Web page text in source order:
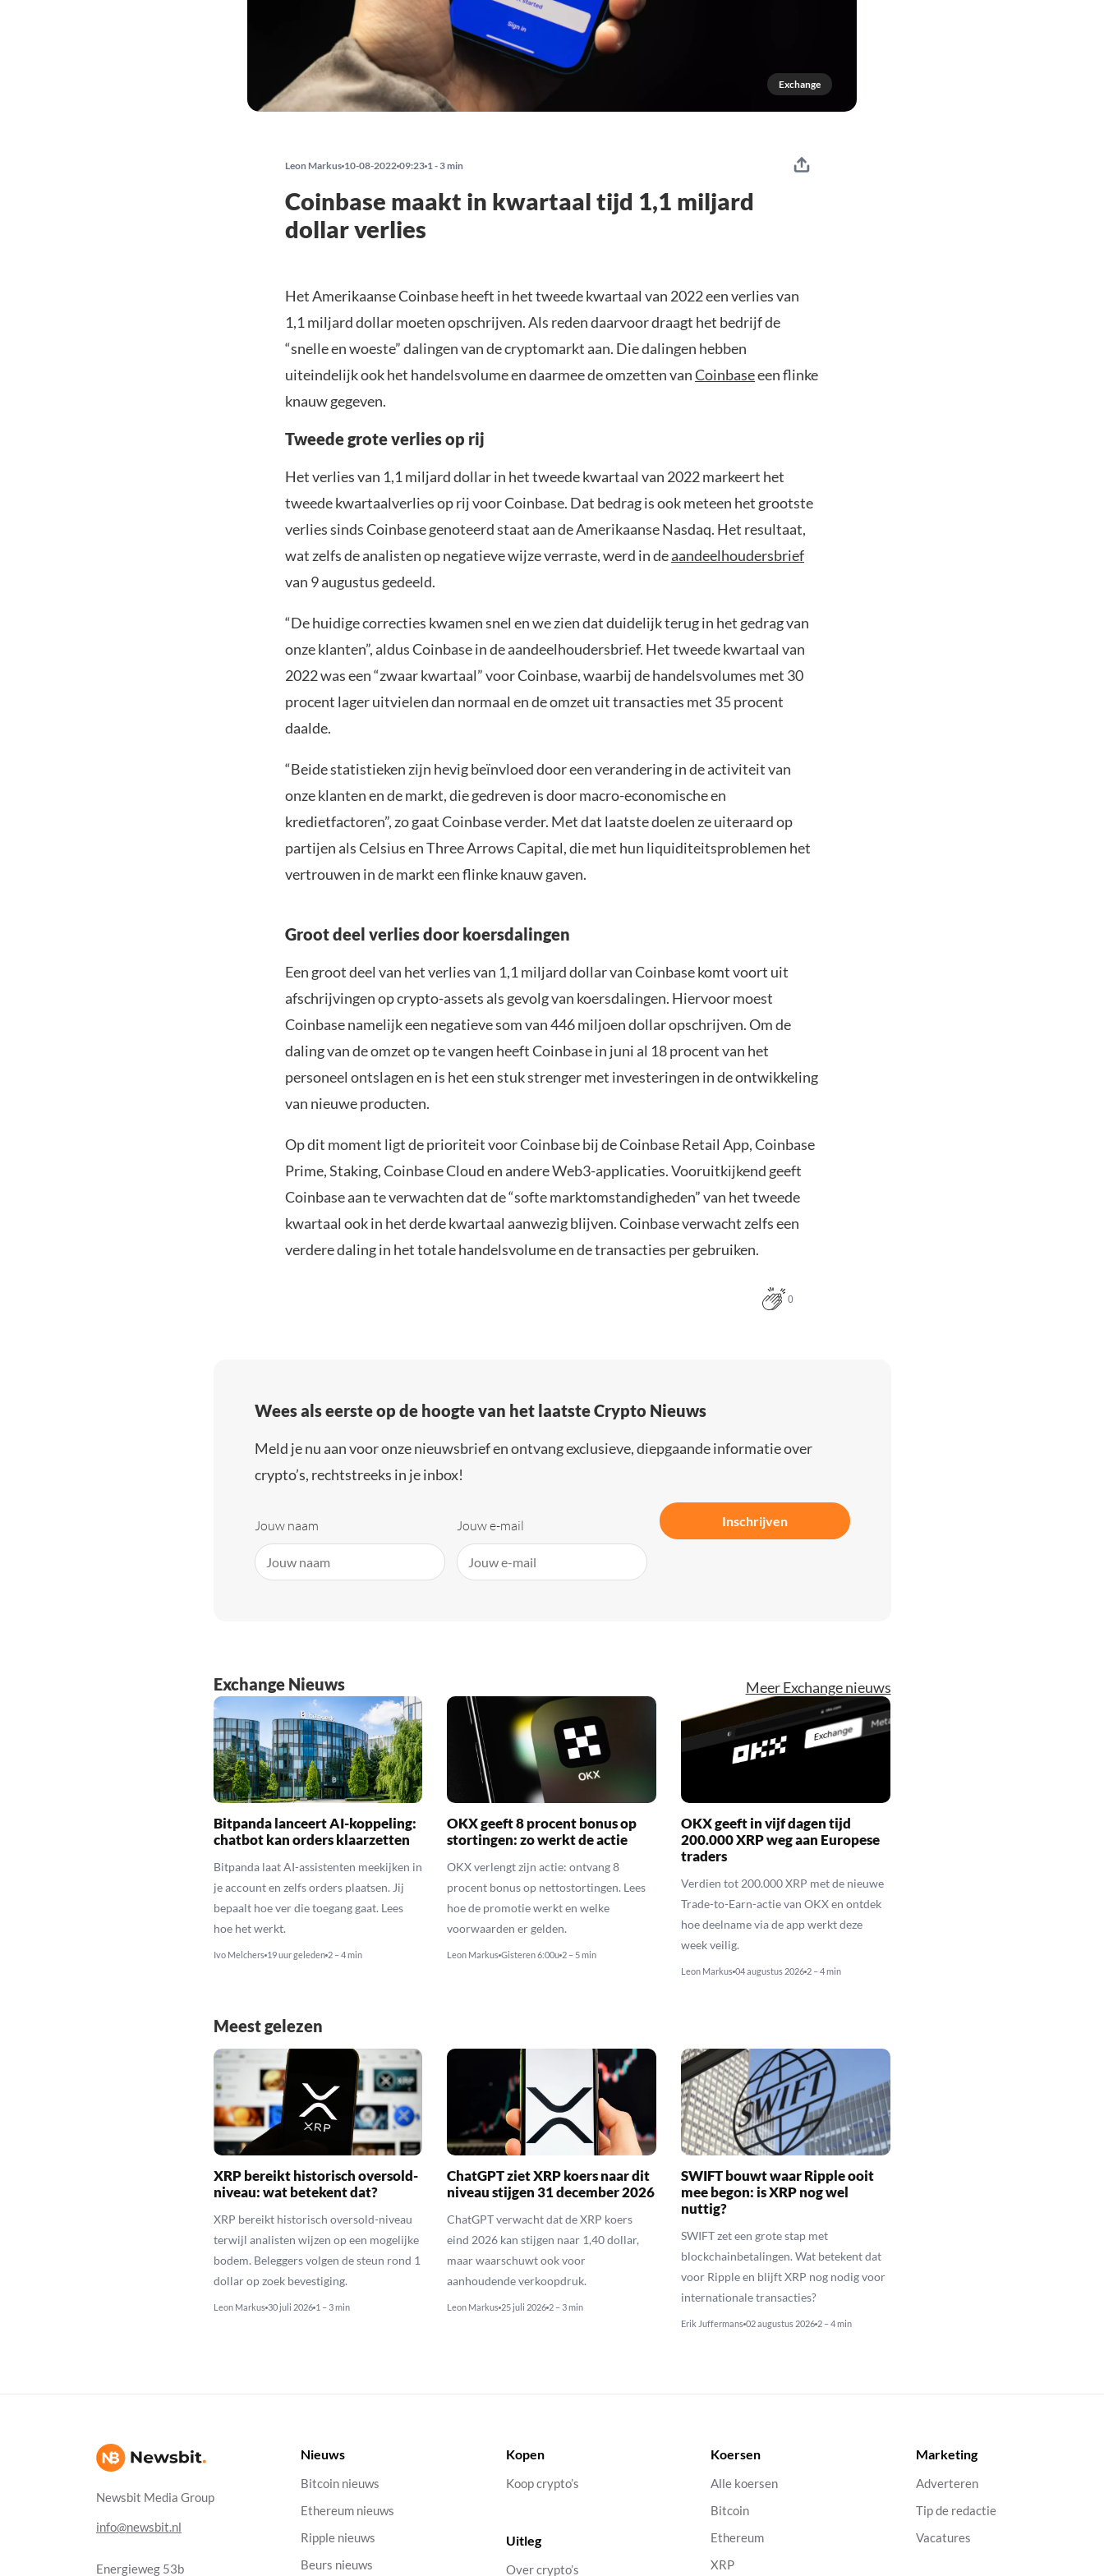
Exchange
Leon Markus 10-08-2022 09:23 1 - 3 min
Coinbase maakt in kwartaal tijd 1,1 miljard
dollar verlies
Het Amerikaanse Coinbase heeft in het tweede kwartaal van 2022 een verlies van
1,1 miljard dollar moeten opschrijven. Als reden daarvoor draagt het bedrijf de
“snelle en woeste” dalingen van de cryptomarkt aan. Die dalingen hebben
uiteindelijk ook het handelsvolume en daarmee de omzetten vanCoinbaseeen flinke
knauw gegeven.
Tweede grote verlies op rij
Het verlies van 1,1 miljard dollar in het tweede kwartaal van 2022 markeert het
tweede kwartaalverlies op rij voor Coinbase. Dat bedrag is ook meteen het grootste
verlies sinds Coinbase genoteerd staat aan de Amerikaanse Nasdaq. Het resultaat,
wat zelfs de analisten op negatieve wijze verraste, werd in deaandeelhoudersbrief
van 9 augustus gedeeld.
“De huidige correcties kwamen snel en we zien dat duidelijk terug in het gedrag van
onze klanten”, aldus Coinbase in de aandeelhoudersbrief. Het tweede kwartaal van
2022 was een “zwaar kwartaal” voor Coinbase, waarbij de handelsvolumes met 30
procent lager uitvielen dan normaal en de omzet uit transacties met 35 procent
daalde.
“Beide statistieken zijn hevig beïnvloed door een verandering in de activiteit van
onze klanten en de markt, die gedreven is door macro-economische en
kredietfactoren”, zo gaat Coinbase verder. Met dat laatste doelen ze uiteraard op
partijen als Celsius en Three Arrows Capital, die met hun liquiditeitsproblemen het
vertrouwen in de markt een flinke knauw gaven.
Groot deel verlies door koersdalingen
Een groot deel van het verlies van 1,1 miljard dollar van Coinbase komt voort uit
afschrijvingen op crypto-assets als gevolg van koersdalingen. Hiervoor moest
Coinbase namelijk een negatieve som van 446 miljoen dollar opschrijven. Om de
daling van de omzet op te vangen heeft Coinbase in juni al 18 procent van het
personeel ontslagen en is het een stuk strenger met investeringen in de ontwikkeling
van nieuwe producten.
Op dit moment ligt de prioriteit voor Coinbase bij de Coinbase Retail App, Coinbase
Prime, Staking, Coinbase Cloud en andere Web3-applicaties. Vooruitkijkend geeft
Coinbase aan te verwachten dat de “softe marktomstandigheden” van het tweede
kwartaal ook in het derde kwartaal aanwezig blijven. Coinbase verwacht zelfs een
verdere daling in het totale handelsvolume en de transacties per gebruiken.
0
Wees als eerste op de hoogte van het laatste Crypto Nieuws
Meld je nu aan voor onze nieuwsbrief en ontvang exclusieve, diepgaande informatie over
crypto’s, rechtstreeks in je inbox!
Jouw naam Jouw e-mail Inschrijven
Exchange Nieuws Meer Exchange nieuws
Bitpanda lanceert AI-koppeling:
chatbot kan orders klaarzetten
Bitpanda laat AI-assistenten meekijken in
je account en zelfs orders plaatsen. Jij
bepaalt hoe ver die toegang gaat. Lees
hoe het werkt.
Ivo Melchers 19 uur geleden 2 – 4 min
OKX geeft 8 procent bonus op
stortingen: zo werkt de actie
OKX verlengt zijn actie: ontvang 8
procent bonus op nettostortingen. Lees
hoe de promotie werkt en welke
voorwaarden er gelden.
Leon Markus Gisteren 6:00u 2 – 5 min
OKX geeft in vijf dagen tijd
200.000 XRP weg aan Europese
traders
Verdien tot 200.000 XRP met de nieuwe
Trade-to-Earn-actie van OKX en ontdek
hoe deelname via de app werkt deze
week veilig.
Leon Markus 04 augustus 2026 2 – 4 min
Meest gelezen
XRP bereikt historisch oversold-
niveau: wat betekent dat?
XRP bereikt historisch oversold-niveau
terwijl analisten wijzen op een mogelijke
bodem. Beleggers volgen de steun rond 1
dollar op zoek bevestiging.
Leon Markus 30 juli 2026 1 – 3 min
ChatGPT ziet XRP koers naar dit
niveau stijgen 31 december 2026
ChatGPT verwacht dat de XRP koers
eind 2026 kan stijgen naar 1,40 dollar,
maar waarschuwt ook voor
aanhoudende verkoopdruk.
Leon Markus 25 juli 2026 2 – 3 min
SWIFT bouwt waar Ripple ooit
mee begon: is XRP nog wel
nuttig?
SWIFT zet een grote stap met
blockchainbetalingen. Wat betekent dat
voor Ripple en blijft XRP nog nodig voor
internationale transacties?
Erik Juffermans 02 augustus 2026 2 – 4 min
Newsbit Media Group
info@newsbit.nl
Energieweg 53b
Nieuws
Bitcoin nieuws
Ethereum nieuws
Ripple nieuws
Beurs nieuws
Kopen
Koop crypto’s
Uitleg
Over crypto’s
Koersen
Alle koersen
Bitcoin
Ethereum
XRP
Marketing
Adverteren
Tip de redactie
Vacatures